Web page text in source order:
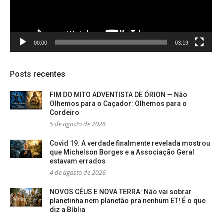
00:00 03:19
Posts recentes
FIM DO MITO ADVENTISTA DE ÓRION — Não
Olhemos para o Caçador: Olhemos para o
Cordeiro
5 de agosto de 2026
Covid 19: A verdade finalmente revelada mostrou
que Michelson Borges e a Associação Geral
estavam errados
4 de agosto de 2026
NOVOS CÉUS E NOVA TERRA: Não vai sobrar
planetinha nem planetão pra nenhum ET! É o que
diz a Bíblia